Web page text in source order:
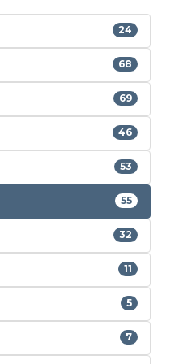
24
68
69
46
53
55
32
11
5
7